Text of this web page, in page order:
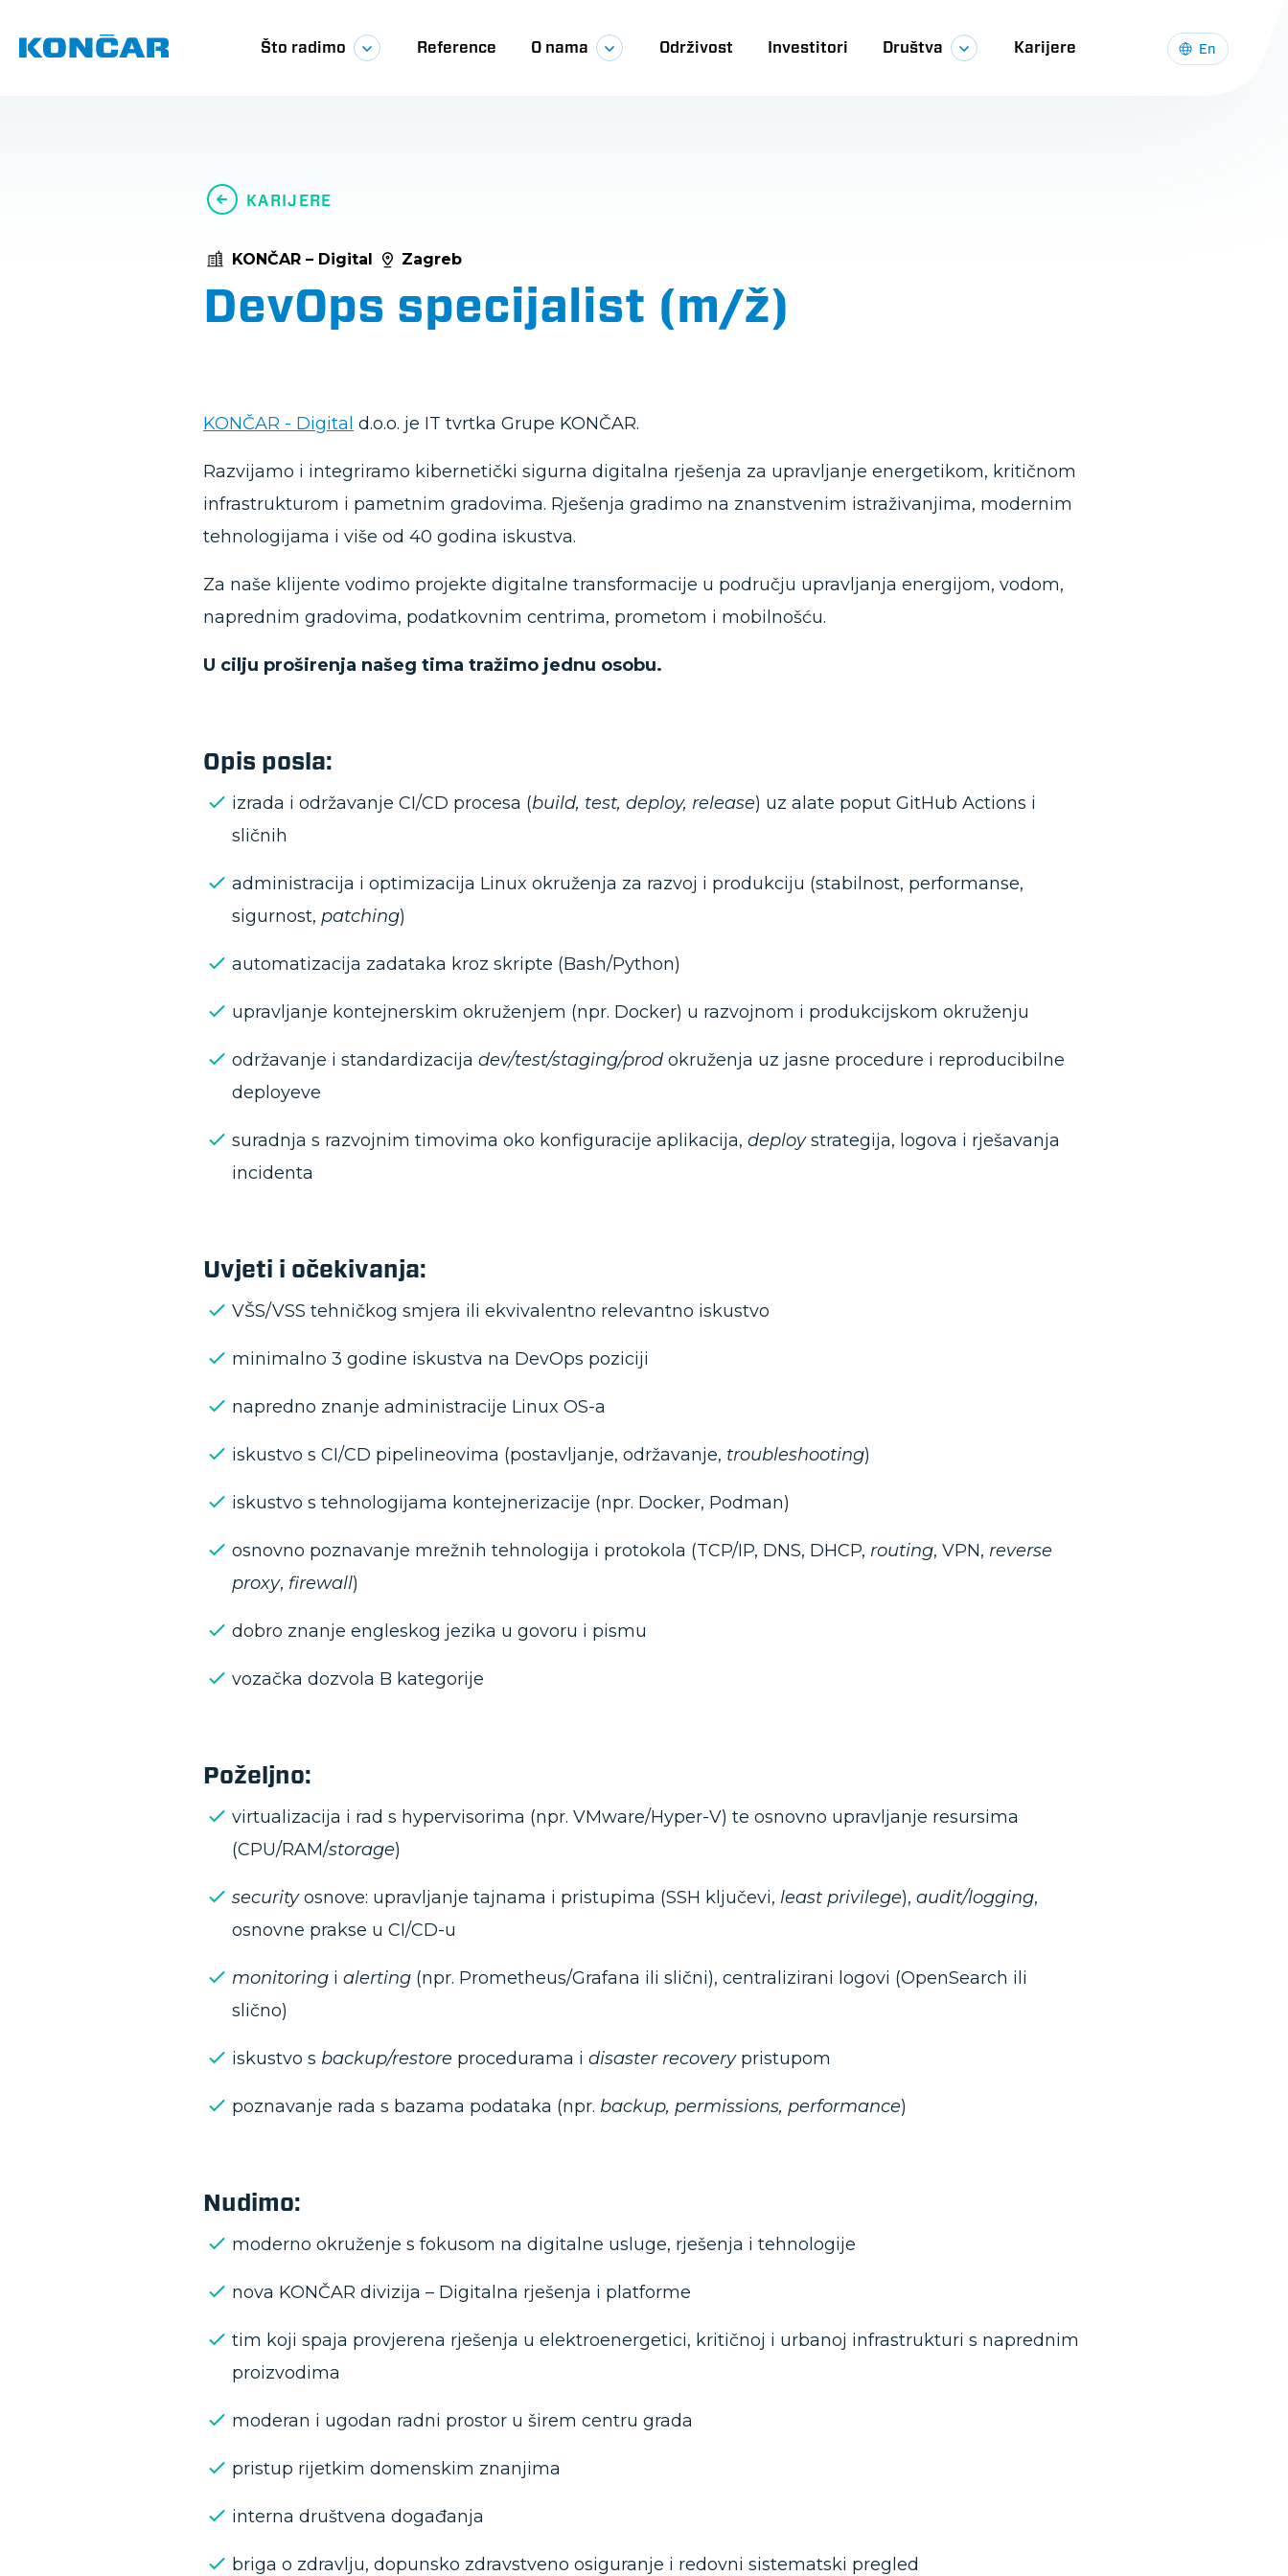
glavni
sadržaj
Glavna
Što radimo Reference O nama Održivost Investitori Društva Karijere En
KARIJERE
KONČAR – Digital Zagreb
DevOps specijalist (m/ž)
KONČAR - Digital d.o.o. je IT tvrtka Grupe KONČAR.
Razvijamo i integriramo kibernetički sigurna digitalna rješenja za upravljanje energetikom, kritičnom
infrastrukturom i pametnim gradovima. Rješenja gradimo na znanstvenim istraživanjima, modernim
tehnologijama i više od 40 godina iskustva.
Za naše klijente vodimo projekte digitalne transformacije u području upravljanja energijom, vodom,
naprednim gradovima, podatkovnim centrima, prometom i mobilnošću.
U cilju proširenja našeg tima tražimo jednu osobu.
Opis posla:
izrada i održavanje CI/CD procesa (build, test, deploy, release) uz alate poput GitHub Actions i
sličnih
administracija i optimizacija Linux okruženja za razvoj i produkciju (stabilnost, performanse,
sigurnost, patching)
automatizacija zadataka kroz skripte (Bash/Python)
upravljanje kontejnerskim okruženjem (npr. Docker) u razvojnom i produkcijskom okruženju
održavanje i standardizacija dev/test/staging/prod okruženja uz jasne procedure i reproducibilne
deployeve
suradnja s razvojnim timovima oko konfiguracije aplikacija, deploystrategija, logova i rješavanja
incidenta
Uvjeti i očekivanja:
VŠS/VSS tehničkog smjera ili ekvivalentno relevantno iskustvo
minimalno 3 godine iskustva na DevOps poziciji
napredno znanje administracije Linux OS-a
iskustvo s CI/CD pipelineovima (postavljanje, održavanje, troubleshooting)
iskustvo s tehnologijama kontejnerizacije (npr. Docker, Podman)
osnovno poznavanje mrežnih tehnologija i protokola (TCP/IP, DNS, DHCP, routing, VPN, reverse
proxy, firewall)
dobro znanje engleskog jezika u govoru i pismu
vozačka dozvola B kategorije
Poželjno:
virtualizacija i rad s hypervisorima (npr. VMware/Hyper-V) te osnovno upravljanje resursima
(CPU/RAM/storage)
securityosnove: upravljanje tajnama i pristupima (SSH ključevi, least privilege), audit/logging,
osnovne prakse u CI/CD-u
monitoring i alerting (npr. Prometheus/Grafana ili slični), centralizirani logovi (OpenSearch ili
slično)
iskustvo s backup/restore procedurama i disaster recovery pristupom
poznavanje rada s bazama podataka (npr. backup, permissions, performance)
Nudimo:
moderno okruženje s fokusom na digitalne usluge, rješenja i tehnologije
nova KONČAR divizija – Digitalna rješenja i platforme
tim koji spaja provjerena rješenja u elektroenergetici, kritičnoj i urbanoj infrastrukturi s naprednim
proizvodima
moderan i ugodan radni prostor u širem centru grada
pristup rijetkim domenskim znanjima
interna društvena događanja
briga o zdravlju, dopunsko zdravstveno osiguranje i redovni sistematski pregled